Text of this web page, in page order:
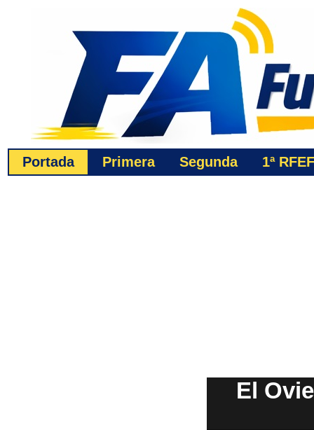
Portada Primera Segunda 1ªRFEF
El